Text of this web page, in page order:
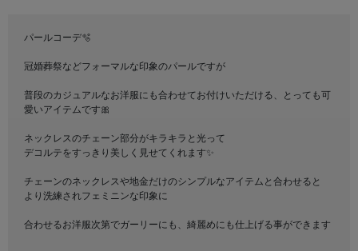
パールコーデ🫧
冠婚葬祭などフォーマルな印象のパールですが
普段のカジュアルなお洋服にも合わせてお付けいただける、とっても可
愛いアイテムです🎀
ネックレスのチェーン部分がキラキラと光って
デコルテをすっきり美しく見せてくれます✨️
チェーンのネックレスや地金だけのシンプルなアイテムと合わせると
より洗練されフェミニンな印象に
合わせるお洋服次第でガーリーにも、綺麗めにも仕上げる事ができます